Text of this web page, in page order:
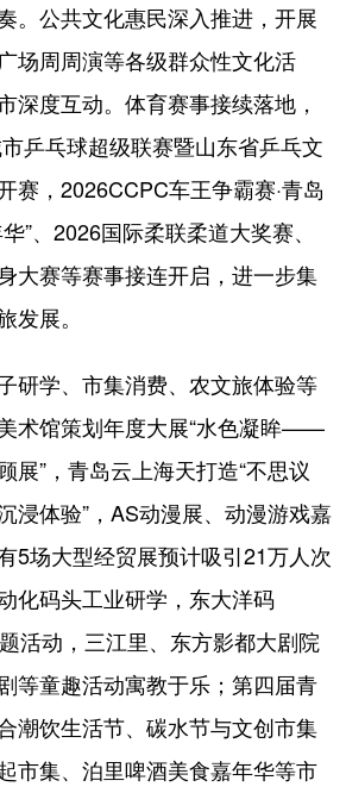
。公共文化惠民深入推进，开展
场周周演等各级群众性文化活
深度互动。体育赛事接续落地，
乒乓球超级联赛暨山东省乒乓文
赛，2026CCPC车王争霸赛·青岛
”、2026国际柔联柔道大奖赛、
大赛等赛事接连开启，进一步集
发展。
学、市集消费、农文旅体验等
术馆策划年度大展“水色凝眸——
展”，青岛云上海天打造“不思议
浸体验”，AS动漫展、动漫游戏嘉
5场大型经贸展预计吸引21万人次
化码头工业研学，东大洋码
题活动，三江里、东方影都大剧院
等童趣活动寓教于乐；第四届青
潮饮生活节、碳水节与文创市集
市集、泊里啤酒美食嘉年华等市